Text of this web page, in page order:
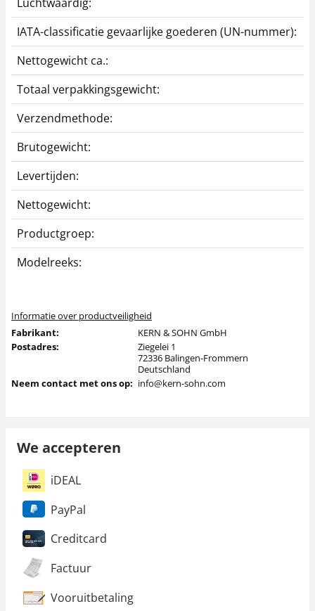
IATA-classificatie gevaarlijke goederen (UN-nummer):
Nettogewicht ca.:
Totaal verpakkingsgewicht:
Verzendmethode:
Brutogewicht:
Levertijden:
Nettogewicht:
Productgroep:
Modelreeks:
Informatie over productveiligheid
Fabrikant:
KERN & SOHN GmbH
Postadres:
Ziegelei 1
72336 Balingen-Frommern
Deutschland
Neem contact met ons op: info@kern-sohn.com
We accepteren
iDEAL
PayPal
Creditcard
Factuur
Vooruitbetaling